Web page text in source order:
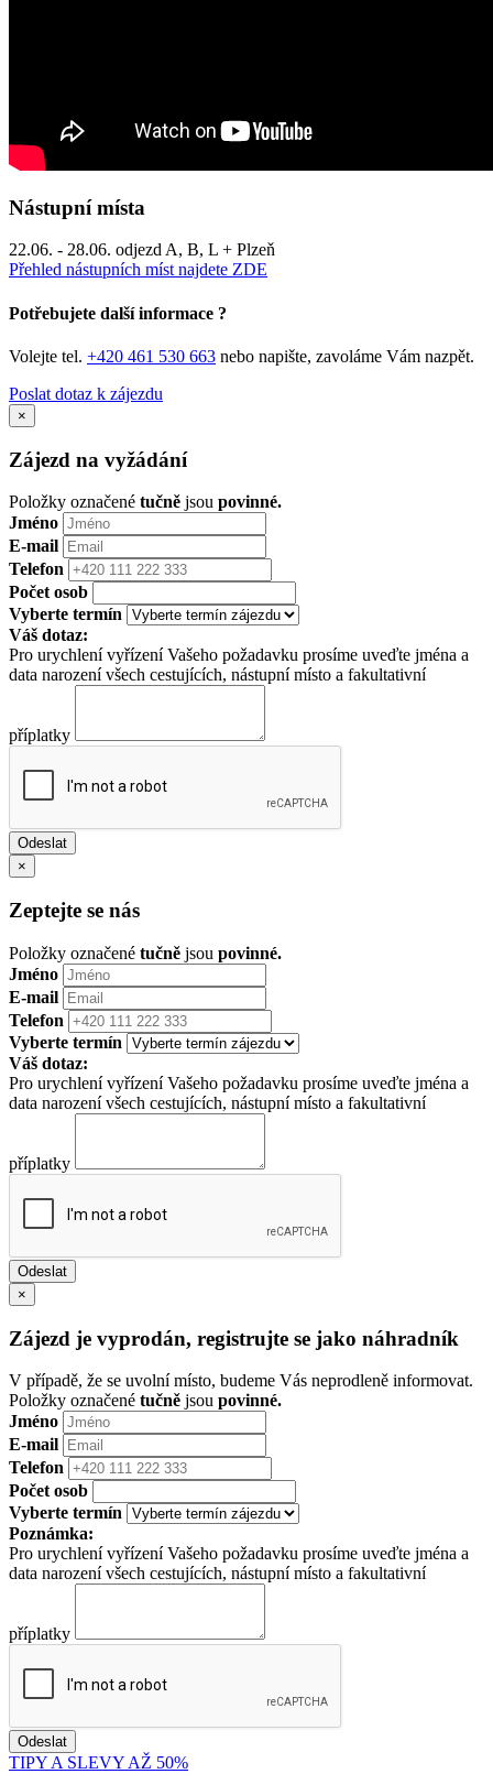
Nástupní místa
22.06. - 28.06. odjezd A, B, L + Plzeň
Přehled nástupních míst najdete ZDE
Potřebujete další informace ?
Volejte tel. +420 461 530 663 nebo napište, zavoláme Vám nazpět.
Poslat dotaz k zájezdu
×
Zájezd na vyžádání
Položky označené tučně jsou povinné.
Jméno
E-mail
Telefon
Počet osob
Vyberte termín
Váš dotaz:
Pro urychlení vyřízení Vašeho požadavku prosíme uveďte jména a
data narození všech cestujících, nástupní místo a fakultativní
příplatky
×
Zeptejte se nás
Položky označené tučně jsou povinné.
Jméno
E-mail
Telefon
Vyberte termín
Váš dotaz:
Pro urychlení vyřízení Vašeho požadavku prosíme uveďte jména a
data narození všech cestujících, nástupní místo a fakultativní
příplatky
×
Zájezd je vyprodán, registrujte se jako náhradník
V případě, že se uvolní místo, budeme Vás neprodleně informovat.
Položky označené tučně jsou povinné.
Jméno
E-mail
Telefon
Počet osob
Vyberte termín
Poznámka:
Pro urychlení vyřízení Vašeho požadavku prosíme uveďte jména a
data narození všech cestujících, nástupní místo a fakultativní
příplatky
TIPY A SLEVY AŽ 50%